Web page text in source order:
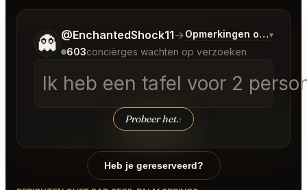
👻 @EnchantedShock11→Opmerkingen over
▾
603conciërges wachten op verzoeken
Ik heb een tafel voor 2
Probeer het.↑
Vertel me wat je wilt.
Heb je gereserveerd?